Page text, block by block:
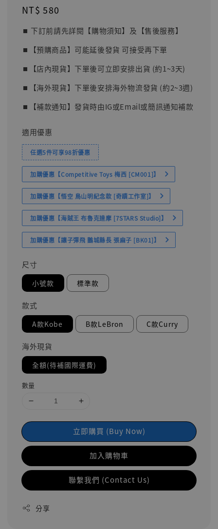
Regular
NT$ 580
⏹︎ 下訂前請先詳閱【購物須知】及【售後服務】
⏹︎【預購商品】可能延後發貨 可接受再下單
⏹︎【店內現貨】下單後可立即安排出貨 (約1~3天)
⏹︎【海外現貨】下單後安排海外物流發貨 (約2~3週)
⏹︎【補款通知】發貨時由IG或Email或簡訊通知補款
適用優惠
任選5件可享98折優惠
加購優惠【Competitive Toys 梅西 [CM001]】
加購優惠【悟空 鳥山明紀念款 [奇蹟工作室]】
加購優惠【海賊王 布魯克達摩 [7STARS Studio]】
加購優惠【讓子彈飛 鵝城縣長 張麻子 [BK01]】
尺寸
小號款 標準款
款式
A款Kobe B款LeBron C款Curry
海外現貨
全額(待補國際運費)
數量
立即購買 (Buy Now)
加入購物車
聯繫我們 (Contact Us)
分享